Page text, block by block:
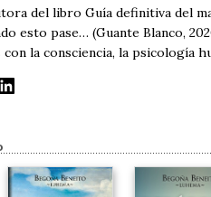
del libro Guía definitiva del
esto pase… (Guante Blanco,
la consciencia, la psicología